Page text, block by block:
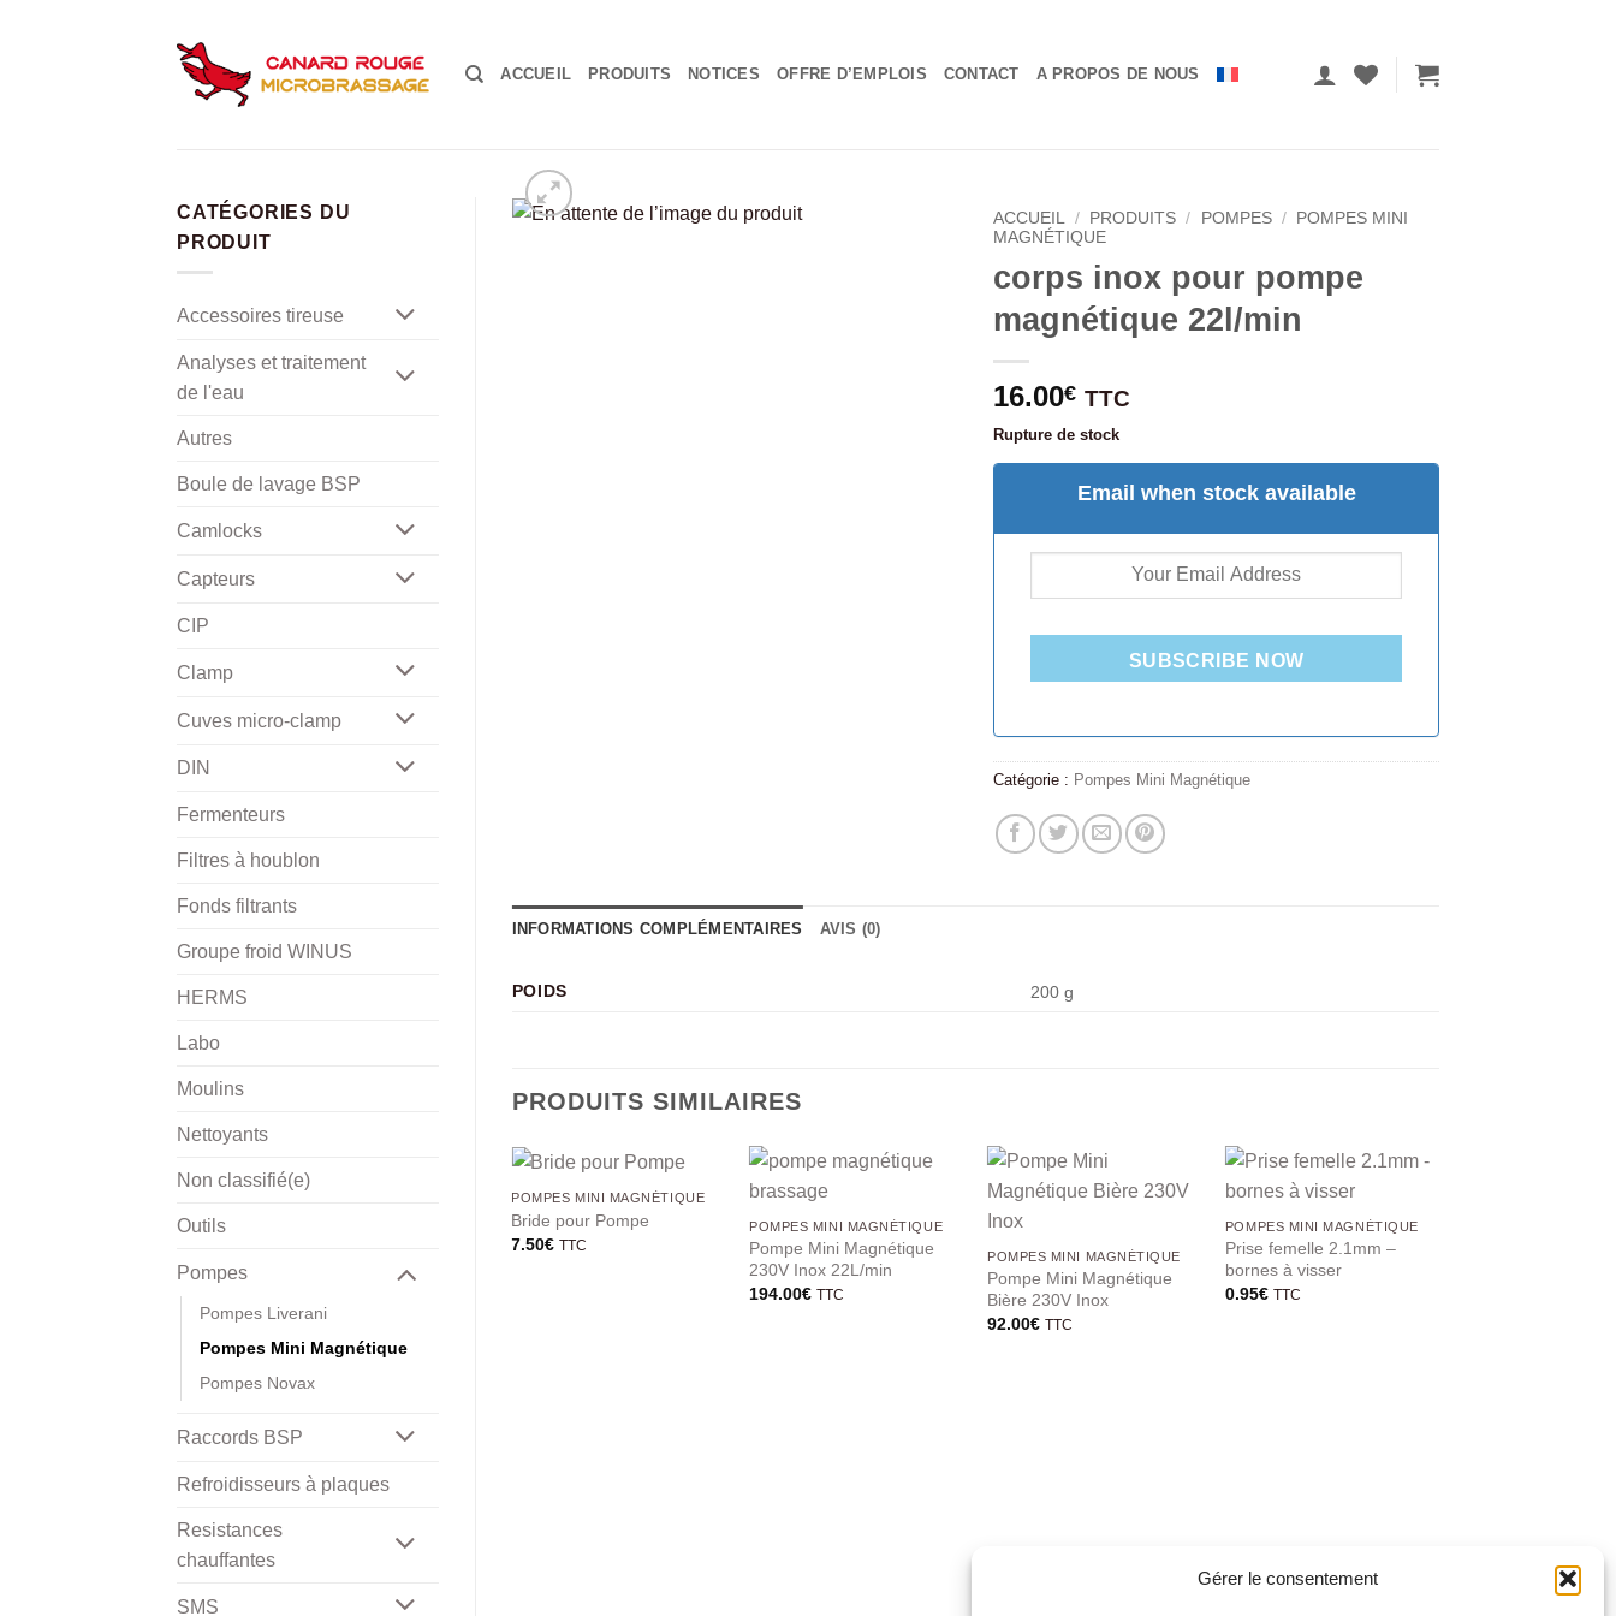
Gérer le consentement
ACCUEIL PRODUITS NOTICES OFFRE D’EMPLOIS CONTACT A PROPOS DE NOUS
CATÉGORIES DU
PRODUIT
Accessoires tireuse
Analyses et traitement
de l'eau
Autres
Boule de lavage BSP
Camlocks
Capteurs
CIP
Clamp
Cuves micro-clamp
DIN
Fermenteurs
Filtres à houblon
Fonds filtrants
Groupe froid WINUS
HERMS
Labo
Moulins
Nettoyants
Non classifié(e)
Outils
Pompes
Pompes Liverani
Pompes Mini Magnétique
Pompes Novax
Raccords BSP
Refroidisseurs à plaques
Resistances
chauffantes
SMS
ACCUEIL / PRODUITS / POMPES /
POMPES MINI
MAGNÉTIQUE
corps inox pour pompe
magnétique 22l/min
16.00€ TTC
Rupture de stock
Email when stock available
SUBSCRIBE NOW
Catégorie : Pompes Mini Magnétique
INFORMATIONS COMPLÉMENTAIRES AVIS (0)
POIDS 200 g
PRODUITS SIMILAIRES
POMPES MINI MAGNÉTIQUE
Bride pour Pompe
7.50€ TTC
POMPES MINI MAGNÉTIQUE
Pompe Mini Magnétique
230V Inox 22L/min
194.00€ TTC
POMPES MINI MAGNÉTIQUE
Pompe Mini Magnétique
Bière 230V Inox
92.00€ TTC
POMPES MINI MAGNÉTIQUE
Prise femelle 2.1mm –
bornes à visser
0.95€ TTC
POMPES MINI MAGNÉTIQUE
39.45€Plage
39.45€
TTC